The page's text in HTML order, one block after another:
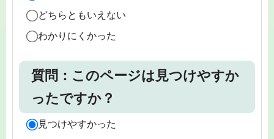
どちらともいえない
わかりにくかった
質問：このページは見つけやすか
ったですか？
見つけやすかった